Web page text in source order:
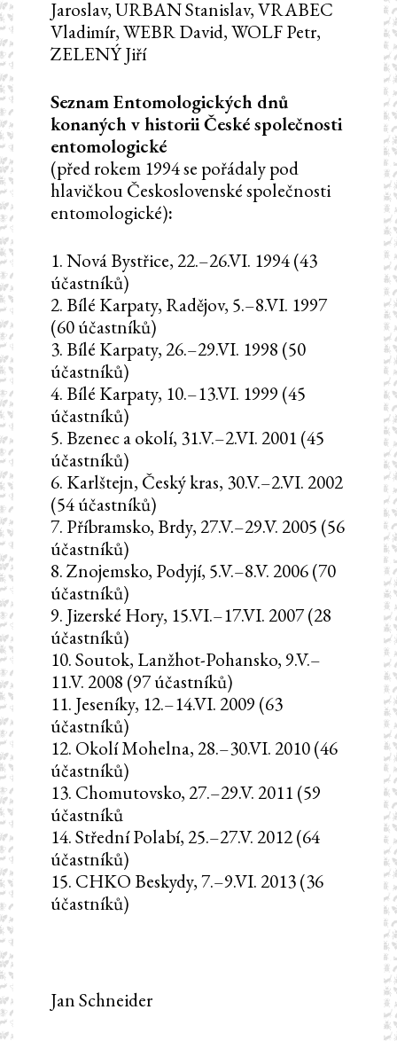
Jaroslav, URBAN Stanislav, VRABEC
Vladimír, WEBR David, WOLF Petr,
ZELENÝ Jiří
Seznam Entomologických dnů
konaných v historii České společnosti
entomologické
(před rokem 1994 se pořádaly pod
hlavičkou Československé společnosti
entomologické):
1. Nová Bystřice, 22.–26.VI. 1994 (43
účastníků)
2. Bílé Karpaty, Radějov, 5.–8.VI. 1997
(60 účastníků)
3. Bílé Karpaty, 26.–29.VI. 1998 (50
účastníků)
4. Bílé Karpaty, 10.–13.VI. 1999 (45
účastníků)
5. Bzenec a okolí, 31.V.–2.VI. 2001 (45
účastníků)
6. Karlštejn, Český kras, 30.V.–2.VI. 2002
(54 účastníků)
7. Příbramsko, Brdy, 27.V.–29.V. 2005 (56
účastníků)
8. Znojemsko, Podyjí, 5.V.–8.V. 2006 (70
účastníků)
9. Jizerské Hory, 15.VI.–17.VI. 2007 (28
účastníků)
10. Soutok, Lanžhot-Pohansko, 9.V.–
11.V. 2008 (97 účastníků)
11. Jeseníky, 12.–14.VI. 2009 (63
účastníků)
12. Okolí Mohelna, 28.–30.VI. 2010 (46
účastníků)
13. Chomutovsko, 27.–29.V. 2011 (59
účastníků
14. Střední Polabí, 25.–27.V. 2012 (64
účastníků)
15. CHKO Beskydy, 7.–9.VI. 2013 (36
účastníků)
Jan Schneider